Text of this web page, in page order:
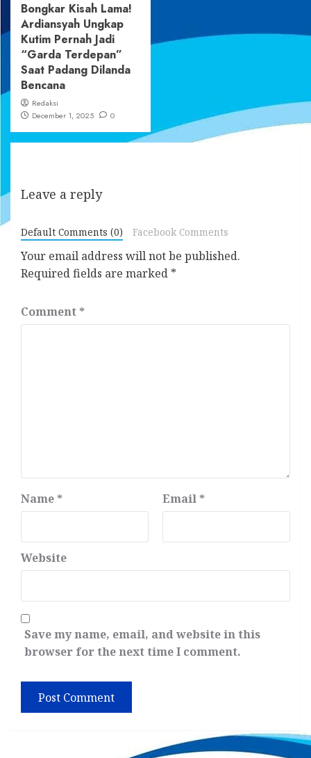
Bongkar Kisah Lama!
Ardiansyah Ungkap
Kutim Pernah Jadi
“Garda Terdepan”
Saat Padang Dilanda
Bencana
Redaksi
December 1, 2025
0
Leave a reply
Default Comments (0) Facebook Comments
Your email address will not be published.
Required fields are marked *
Comment *
Name * Email *
Website
Save my name, email, and website in this
browser for the next time I comment.